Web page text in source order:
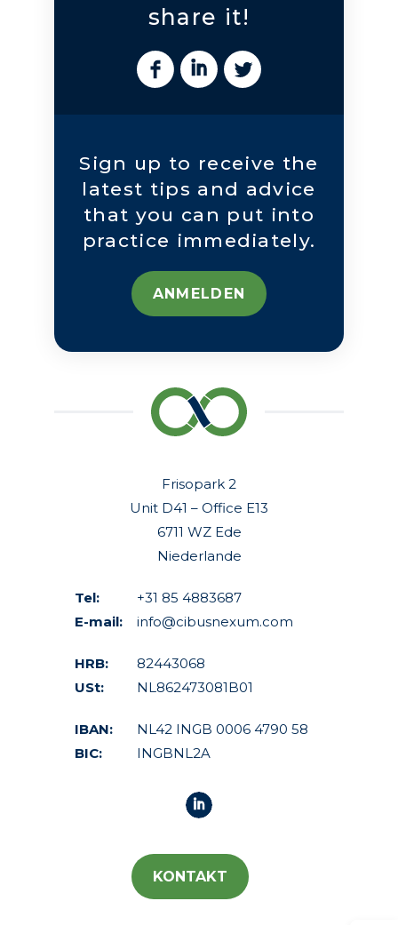
share it!
Sign up to receive the
latest tips and advice
that you can put into
practice immediately.
ANMELDEN
Frisopark 2
Unit D41 – Office E13
6711 WZ Ede
Niederlande
Tel:
+31 85 4883687
E-mail:
info@cibusnexum.com
HRB:
82443068
USt:
NL862473081B01
IBAN:
NL42 INGB 0006 4790 58
BIC:
INGBNL2A
KONTAKT